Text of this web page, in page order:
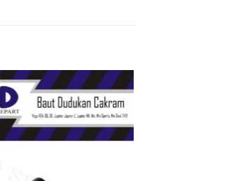
Tambahkan
ke Wishlist